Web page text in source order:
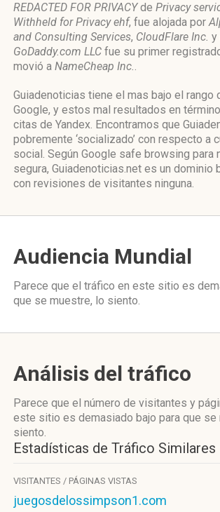
REDACTED FOR PRIVACYde Privacy
Withheld for Privacy ehf, fue alojada por
and Consulting Services, CloudFlare Inc. y
GoDaddy.com LLC fue su primer
movió a NameCheap Inc..
Guiadenoticias tiene el mas bajo el rango
Google, y estos mal resultados en
citas de Yandex. Encontramos que
pobremente ‘socializado’ con respecto a
social. Según Google safe browsing para
segura, Guiadenoticias.net es un dominio
con revisiones de visitantes ninguna.
Audiencia Mundial
Parece que el tráfico en este sitio es
que se muestre, lo siento.
Análisis del tráfico
Parece que el número de visitantes y
este sitio es demasiado bajo para que se
siento.
Estadísticas de Tráfico Similares
VISITANTES / PÁGINAS VISTAS
juegosdelossimpson1.com